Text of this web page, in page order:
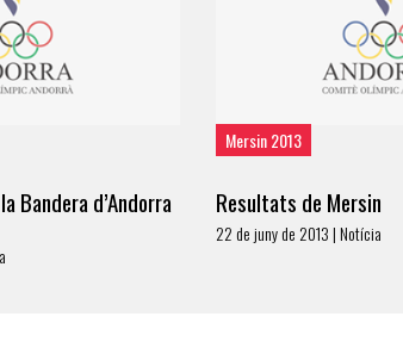
Bandera d’Andorra
Mersin 2013
Resultats de Mersin
22 de juny de 2013 | Notícia